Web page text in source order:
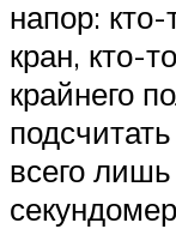
напор: кто-
кран, кто-
крайнего
всего